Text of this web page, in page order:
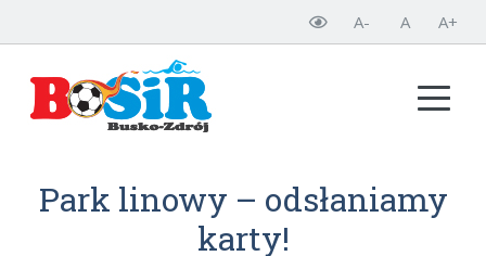
A- A A+
Park linowy – odsłaniamy
karty!